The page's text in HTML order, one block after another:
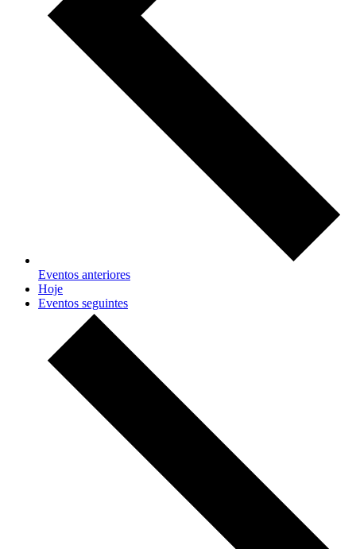
Eventos anteriores
Hoje
Eventos seguintes